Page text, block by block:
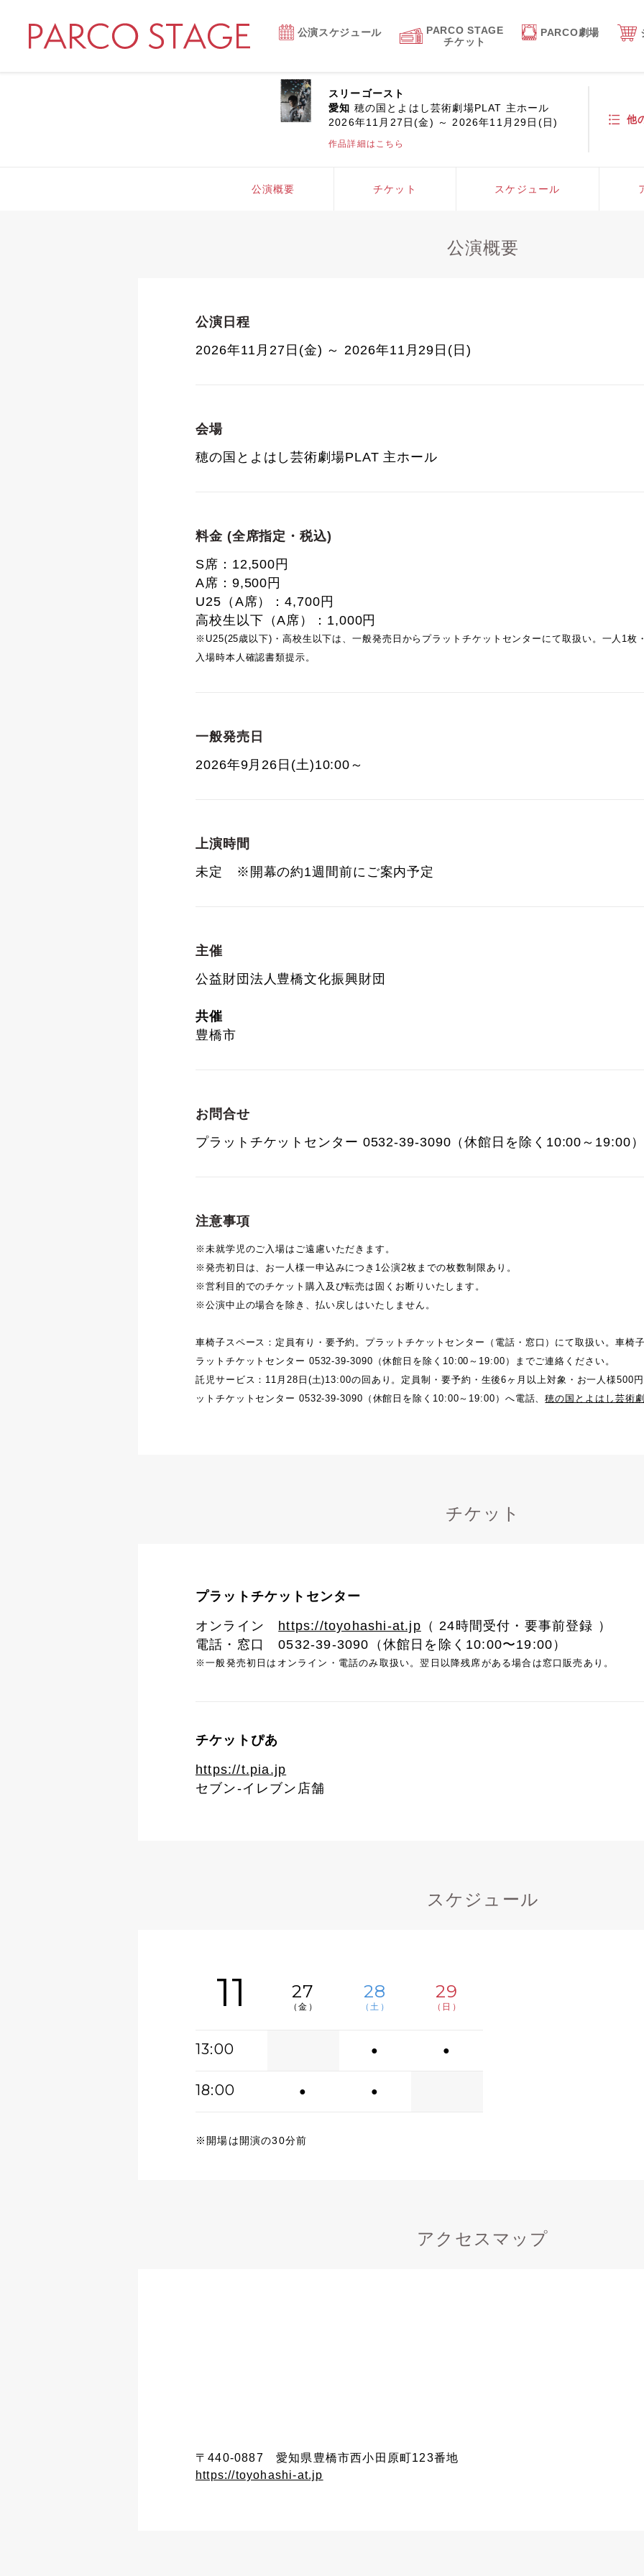
公演スケジュール
PARCO STAGE
チケット
PARCO劇場
スリーゴースト
愛知 穂の国とよはし芸術劇場PLAT 主ホール
2026年11月27日(金) ～ 2026年11月29日(日)
作品詳細はこちら
他
公演概要 チケット スケジュール
公演概要
公演日程
2026年11月27日(金) ～ 2026年11月29日(日)
会場
穂の国とよはし芸術劇場PLAT 主ホール
料金 (全席指定・税込)
S席：12,500円
A席：9,500円
U25（A席）：4,700円
高校生以下（A席）：1,000円
※U25(25歳以下)・高校生以下は、一般発売日からプラットチケットセンターにて取扱い。一人1枚
入場時本人確認書類提示。
一般発売日
2026年9月26日(土)10:00～
上演時間
未定 ※開幕の約1週間前にご案内予定
主催
公益財団法人豊橋文化振興財団
共催
豊橋市
お問合せ
プラットチケットセンター 0532-39-3090（休館日を除く10:00～19:00）
注意事項
※未就学児のご入場はご遠慮いただきます。
※発売初日は、お一人様一申込みにつき1公演2枚までの枚数制限あり。
※営利目的でのチケット購入及び転売は固くお断りいたします。
※公演中止の場合を除き、払い戻しはいたしません。
車椅子スペース：定員有り・要予約。プラットチケットセンター（電話・窓口）にて取扱い。車椅
ラットチケットセンター 0532-39-3090（休館日を除く10:00～19:00）までご連絡ください。
託児サービス：11月28日(土)13:00の回あり。定員制・要予約・生後6ヶ月以上対象・お一人様500
ットチケットセンター 0532-39-3090（休館日を除く10:00～19:00）へ電話、穂の国とよはし芸術
チケット
プラットチケットセンター
オンライン https://toyohashi-at.jp （ 24時間受付・要事前登録 ）
電話・窓口 0532-39-3090（休館日を除く10:00〜19:00）
※一般発売初日はオンライン・電話のみ取扱い。翌日以降残席がある場合は窓口販売あり。
チケットぴあ
https://t.pia.jp
セブン-イレブン店舗
スケジュール
11 27
（金）
28
（土）
29
（日）
13:00 ● ●
18:00 ● ●
※開場は開演の30分前
アクセスマップ
〒440-0887 愛知県豊橋市西小田原町123番地
https://toyohashi-at.jp